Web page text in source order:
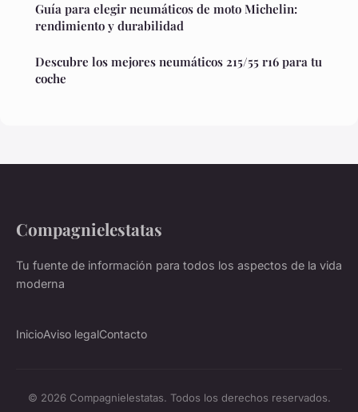
Guía para elegir neumáticos de moto Michelin:
rendimiento y durabilidad
Descubre los mejores neumáticos 215/55 r16 para tu
coche
Compagnielestatas
Tu fuente de información para todos los aspectos de la vida
moderna
InicioAviso legalContacto
© 2026 Compagnielestatas. Todos los derechos reservados.